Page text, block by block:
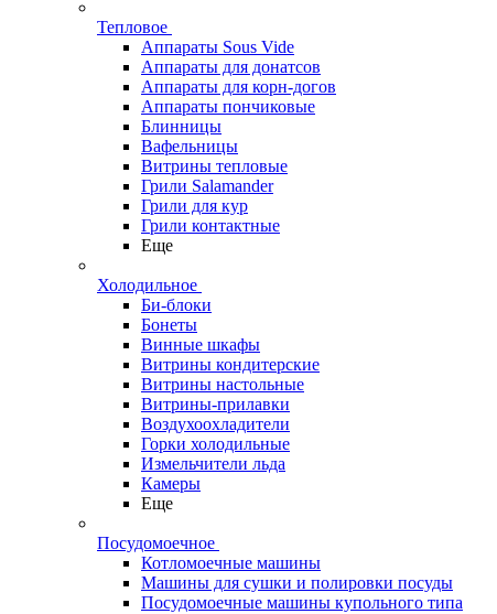
Тепловое
Аппараты Sous Vide
Аппараты для донатсов
Аппараты для корн-догов
Аппараты пончиковые
Блинницы
Вафельницы
Витрины тепловые
Грили Salamander
Грили для кур
Грили контактные
Еще
Холодильное
Би-блоки
Бонеты
Винные шкафы
Витрины кондитерские
Витрины настольные
Витрины-прилавки
Воздухоохладители
Горки холодильные
Измельчители льда
Камеры
Еще
Посудомоечное
Котломоечные машины
Машины для сушки и полировки посуды
Посудомоечные машины купольного типа